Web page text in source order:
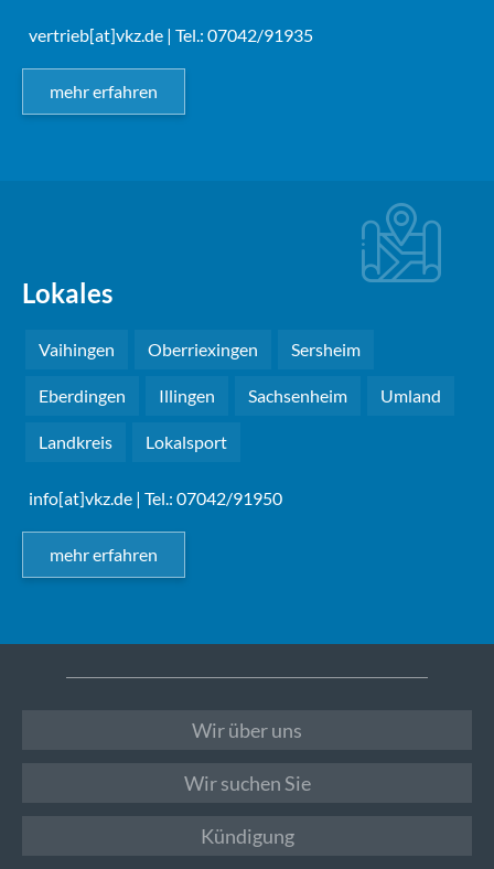
vertrieb[at]vkz.de | Tel.: 07042/91935
mehr erfahren
Lokales
Vaihingen Oberriexingen Sersheim
Eberdingen Illingen Sachsenheim Umland
Landkreis Lokalsport
info[at]vkz.de | Tel.: 07042/91950
mehr erfahren
Wir über uns
Wir suchen Sie
Kündigung